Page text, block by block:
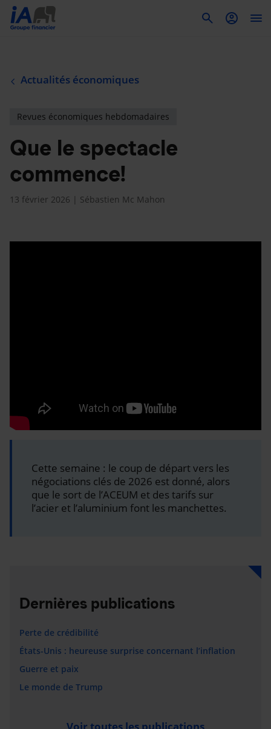
Actualités économiques
Revues économiques hebdomadaires
Que le spectacle
commence!
13 février 2026 | Sébastien Mc Mahon
Cette semaine : le coup de départ vers les
négociations clés de 2026 est donné, alors
que le sort de l’ACEUM et des tarifs sur
l’acier et l’aluminium font les manchettes.
Dernières publications
Perte de crédibilité
États-Unis : heureuse surprise concernant l’inflation
Guerre et paix
Le monde de Trump